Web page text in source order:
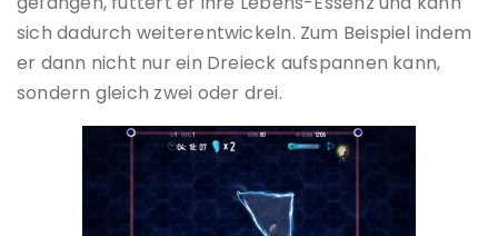
sich dadurch weiterentwickeln. Zum Beispiel indem
er dann nicht nur ein Dreieck aufspannen kann,
sondern gleich zwei oder drei.